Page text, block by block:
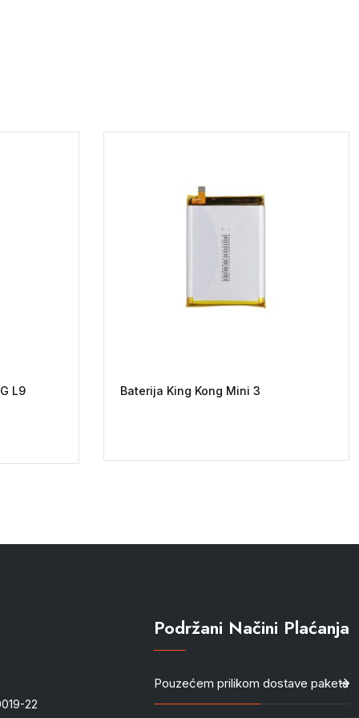
L9
Baterija King Kong Mini 3
22
Podržani Načini Plaćanja
Pouzećem prilikom dostave paketa